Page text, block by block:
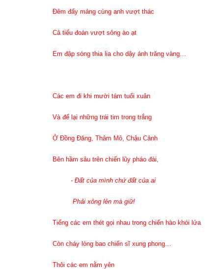
Đêm đẩy mảng cùng anh vượt thác
Cả tiểu đoàn vượt sông ào ạt
Em đập sóng thia lia cho dậy ánh trăng vàng…
Các em đi khi mười tám tuổi xuân
Và để lại những trái tim trong trắng
Ở Đồng Đăng, Thâm Mô, Chậu Cảnh
Bên hầm sâu trên chiến lũy pháo đài,
-Đất của mình chứ đất của ai
Phải xông lên mà giữ!
Tiếng các em thét gọi nhau trong chiến hào khói lửa
Còn cháy lòng bao chiến sĩ xung phong…
Thôi các em nằm yên